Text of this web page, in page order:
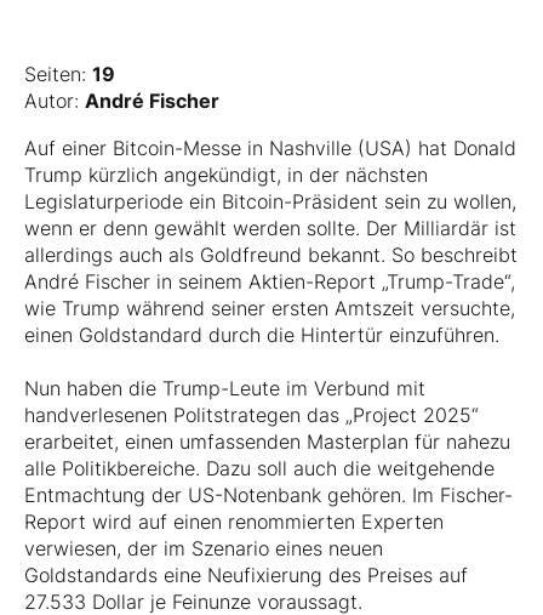
Seiten: 19
Autor: André Fischer
Auf einer Bitcoin-Messe in Nashville (USA) hat Donald
Trump kürzlich angekündigt, in der nächsten
Legislaturperiode ein Bitcoin-Präsident sein zu wollen,
wenn er denn gewählt werden sollte. Der Milliardär ist
allerdings auch als Goldfreund bekannt. So beschreibt
André Fischer in seinem Aktien-Report „Trump-Trade“,
wie Trump während seiner ersten Amtszeit versuchte,
einen Goldstandard durch die Hintertür einzuführen.
Nun haben die Trump-Leute im Verbund mit
handverlesenen Politstrategen das „Project 2025“
erarbeitet, einen umfassenden Masterplan für nahezu
alle Politikbereiche. Dazu soll auch die weitgehende
Entmachtung der US-Notenbank gehören. Im Fischer-
Report wird auf einen renommierten Experten
verwiesen, der im Szenario eines neuen
Goldstandards eine Neufixierung des Preises auf
27.533 Dollar je Feinunze voraussagt.